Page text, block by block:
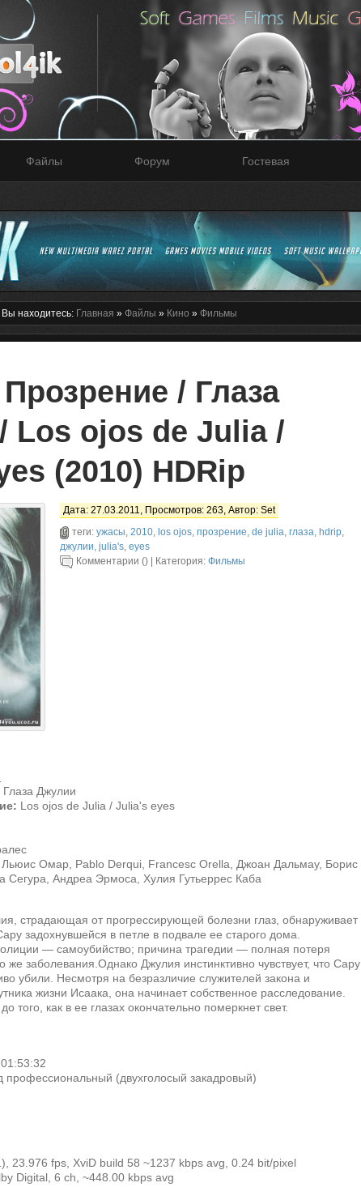
Файлы Форум Гостевая
Вы находитесь: Главная » Файлы » Кино » Фильмы
/ Глаза
Los ojos de Julia /
(2010) HDRip
Дата: 27.03.2011, Просмотров: 263, Автор: Set
теги: ужасы, 2010, los ojos, прозрение, de julia, глаза, hdrip,
джулии, julia's, eyes
Комментарии () | Категория: Фильмы
Джулии
Los ojos de Julia / Julia's eyes
Омар, Pablo Derqui, Francesc Orella, Джоан Дальмау, Борис
Сегура, Андреа Эрмоса, Хулия Гутьеррес Каба
страдающая от прогрессирующей болезни глаз, обнаруживает
задохнувшейся в петле в подвале ее старого дома.
— самоубийство; причина трагедии — полная потеря
же заболевания.Однако Джулия инстинктивно чувствует, что Сару
убили. Несмотря на безразличие служителей закона и
жизни Исаака, она начинает собственное расследование.
того, как в ее глазах окончательно померкнет свет.
01:53:32
профессиональный (двухголосый закадровый)
23.976 fps, XviD build 58 ~1237 kbps avg, 0.24 bit/pixel
Digital, 6 ch, ~448.00 kbps avg